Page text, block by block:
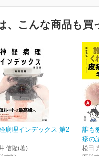
、こんな商品も買
病理インデックス 第2
信隆(著)
誰も
疹の
松田